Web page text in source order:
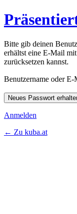
Bitte gib deinen
erhältst eine E-Mail
zurücksetzen kannst.
Benutzername oder
Anmelden
← Zu kuba.at